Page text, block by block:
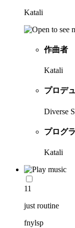
Katali
作曲者
Katali
プロデ
Diverse
プログ
Katali
11
just routine
fnylsp